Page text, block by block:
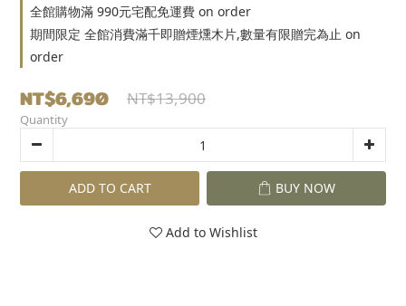
全館購物滿 990元宅配免運費 on order
期間限定 全館消費滿千即贈煙燻木片,數量有限贈完為止 on
order
NT$6,690 NT$13,900
Quantity
ADD TO CART BUY NOW
Add to Wishlist